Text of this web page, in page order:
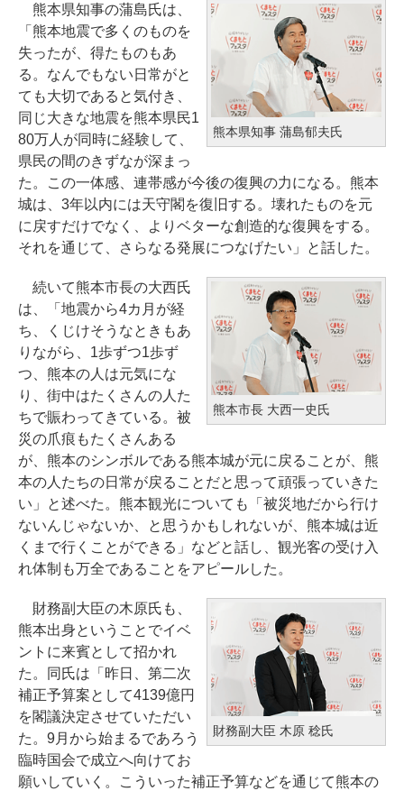
熊本県知事 蒲島郁夫氏
熊本県知事の蒲島氏は、
「熊本地震で多くのものを
失ったが、得たものもあ
る。なんでもない日常がと
ても大切であると気付き、
同じ大きな地震を熊本県民1
80万人が同時に経験して、
県民の間のきずなが深まっ
た。この一体感、連帯感が今後の復興の力になる。熊本
城は、3年以内には天守閣を復旧する。壊れたものを元
に戻すだけでなく、よりベターな創造的な復興をする。
それを通じて、さらなる発展につなげたい」と話した。
熊本市長 大西一史氏
続いて熊本市長の大西氏
は、「地震から4カ月が経
ち、くじけそうなときもあ
りながら、1歩ずつ1歩ず
つ、熊本の人は元気にな
り、街中はたくさんの人た
ちで賑わってきている。被
災の爪痕もたくさんある
が、熊本のシンボルである熊本城が元に戻ることが、熊
本の人たちの日常が戻ることだと思って頑張っていきた
い」と述べた。熊本観光についても「被災地だから行け
ないんじゃないか、と思うかもしれないが、熊本城は近
くまで行くことができる」などと話し、観光客の受け入
れ体制も万全であることをアピールした。
財務副大臣 木原 稔氏
財務副大臣の木原氏も、
熊本出身ということでイベ
ントに来賓として招かれ
た。同氏は「昨日、第二次
補正予算案として4139億円
を閣議決定させていただい
た。9月から始まるであろう
臨時国会で成立へ向けてお
願いしていく。こういった補正予算などを通じて熊本の